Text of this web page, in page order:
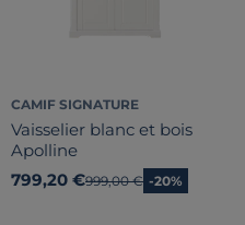
CAMIF SIGNATURE
Vaisselier blanc et bois
Apolline
799,20 €Ancien prix
999,00 € -20%